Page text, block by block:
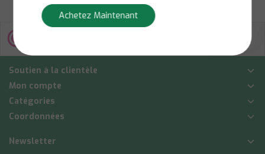
Soutien à la clientèle
Mon compte
Catégories
Coordonnées
Newsletter
Achetez Maintenant